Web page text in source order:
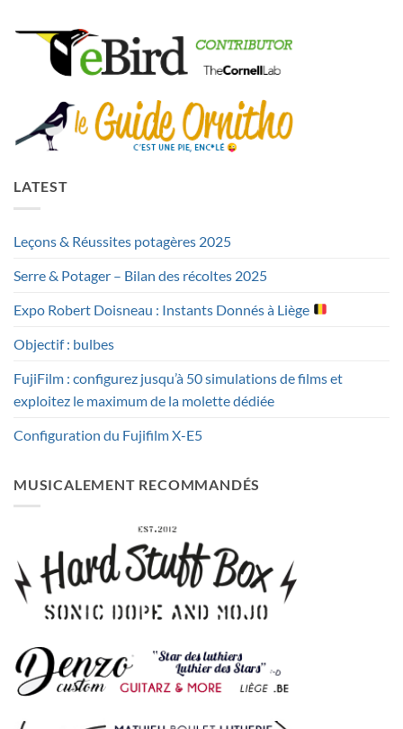
LATEST
Leçons & Réussites potagères 2025
Serre & Potager – Bilan des récoltes 2025
Expo Robert Doisneau : Instants Donnés à Liège
Objectif : bulbes
FujiFilm : configurez jusqu’à 50 simulations de films et
exploitez le maximum de la molette dédiée
Configuration du Fujifilm X-E5
MUSICALEMENT RECOMMANDÉS